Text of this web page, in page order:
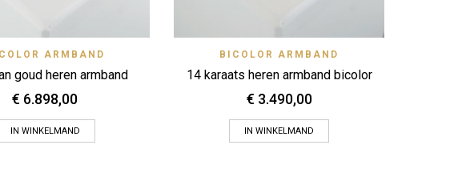
op verlanglijstje Quick View
ARMBAND
goud heren armband
€ 6.898,00
IN WINKELMAND
Zet op verlanglijstje Quick View
BICOLOR ARMBAND
14 karaats heren armband bicolor
€ 3.490,00
IN WINKELMAND